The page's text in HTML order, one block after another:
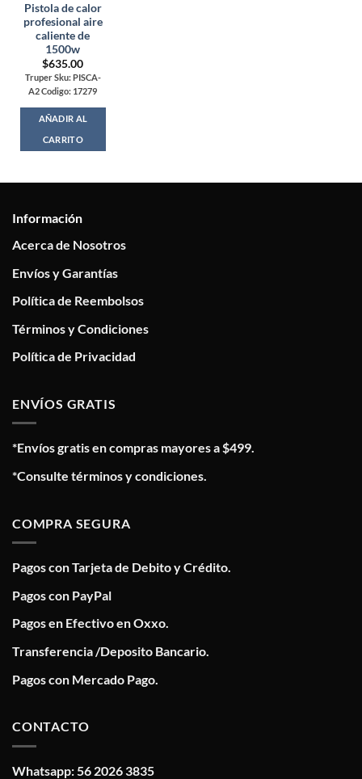
Pistola de calor
profesional aire
caliente de
1500w
$635.00
Truper Sku: PISCA-
A2 Codigo: 17279
AÑADIR AL
CARRITO
Información
Acerca de Nosotros
Envíos y Garantías
Política de Reembolsos
Términos y Condiciones
Política de Privacidad
ENVÍOS GRATIS
*Envíos gratis en compras mayores a $499.
*Consulte términos y condiciones.
COMPRA SEGURA
Pagos con Tarjeta de Debito y Crédito.
Pagos con PayPal
Pagos en Efectivo en Oxxo.
Transferencia /Deposito Bancario.
Pagos con Mercado Pago.
CONTACTO
Whatsapp: 56 2026 3835